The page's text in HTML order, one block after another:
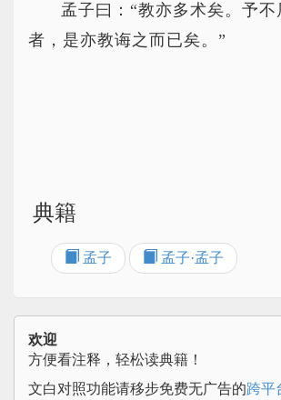
孟子曰：“教亦多术矣。予
者，是亦教诲之而已矣。”
典籍
孟子 孟子·孟子
欢迎
方便看注释，轻松读典籍！
文白对照功能请移步免费无广告的跨平